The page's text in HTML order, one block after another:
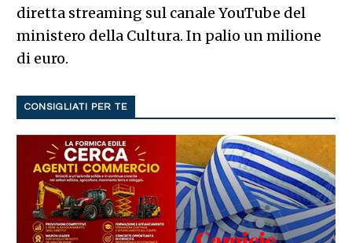
diretta streaming sul canale YouTube del
ministero della Cultura. In palio un milione
di euro.
CONSIGLIATI PER TE